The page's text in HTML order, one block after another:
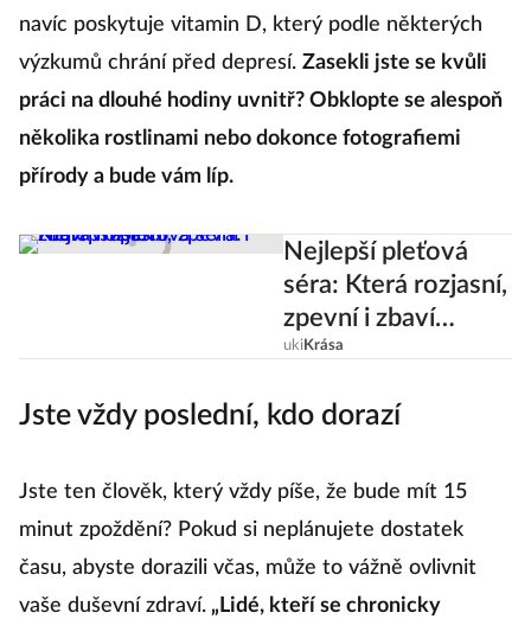
navíc poskytuje vitamin D, který podle některých
výzkumů chrání před depresí. Zasekli jste se kvůli
práci na dlouhé hodiny uvnitř? Obklopte se alespoň
několika rostlinami nebo dokonce fotografiemi
přírody a bude vám líp.
Nejlepší pleťová
séra: Která rozjasní,
zpevní i zbaví
vrásek?
uki Krása
Jste vždy poslední, kdo dorazí
Jste ten člověk, který vždy píše, že bude mít 15
minut zpoždění? Pokud si neplánujete dostatek
času, abyste dorazili včas, může to vážně ovlivnit
vaše duševní zdraví. „Lidé, kteří se chronicky